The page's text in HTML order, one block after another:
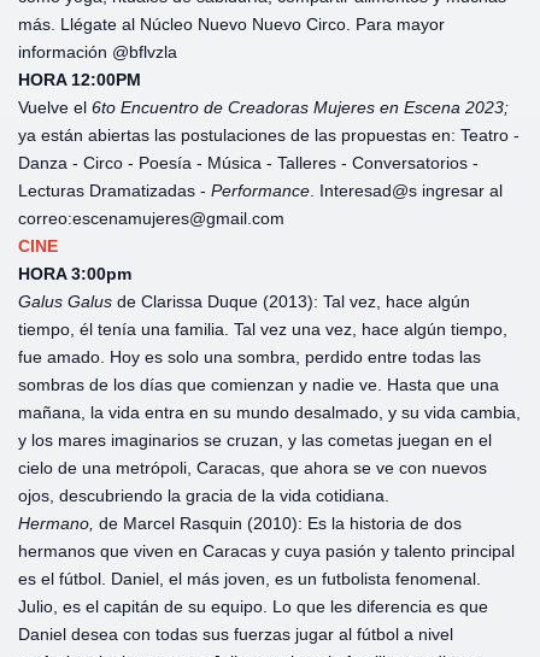
más. Llégate al Núcleo Nuevo Nuevo Circo. Para mayor
información @bflvzla
HORA 12:00PM
Vuelve el 6to Encuentro de Creadoras Mujeres en Escena 2023;
ya están abiertas las postulaciones de las propuestas en: Teatro -
Danza - Circo - Poesía - Música - Talleres - Conversatorios -
Lecturas Dramatizadas - Performance . Interesad@s ingresar al
correo:escenamujeres@gmail.com
CINE
HORA 3:00pm
Galus Galus de Clarissa Duque (2013): Tal vez, hace algún
tiempo, él tenía una familia. Tal vez una vez, hace algún tiempo,
fue amado. Hoy es solo una sombra, perdido entre todas las
sombras de los días que comienzan y nadie ve. Hasta que una
mañana, la vida entra en su mundo desalmado, y su vida cambia,
y los mares imaginarios se cruzan, y las cometas juegan en el
cielo de una metrópoli, Caracas, que ahora se ve con nuevos
ojos, descubriendo la gracia de la vida cotidiana.
Hermano, de Marcel Rasquin (2010): Es la historia de dos
hermanos que viven en Caracas y cuya pasión y talento principal
es el fútbol. Daniel, el más joven, es un futbolista fenomenal.
Julio, es el capitán de su equipo. Lo que les diferencia es que
Daniel desea con todas sus fuerzas jugar al fútbol a nivel